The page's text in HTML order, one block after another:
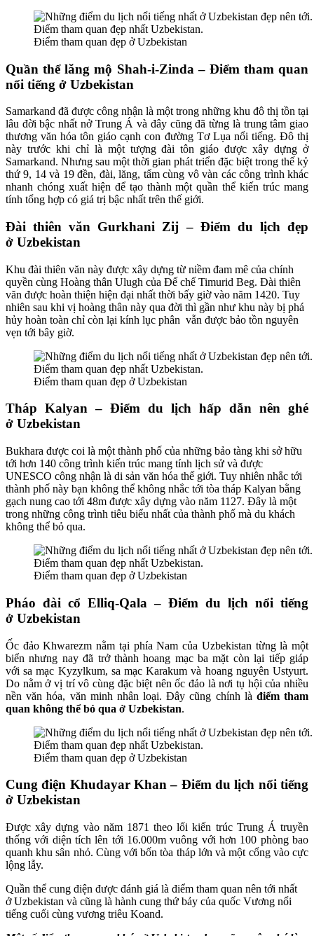
Điểm tham quan đẹp ở Uzbekistan
Quần thể lăng mộ Shah-i-Zinda – Điểm tham quan
nổi tiếng ở Uzbekistan
Samarkand đã được công nhận là một trong những khu đô thị tồn tại
lâu đời bậc nhất nở Trung Á và đây cũng đã từng là trung tâm giao
thương văn hóa tôn giáo cạnh con đường Tơ Lụa nổi tiếng. Đô thị
này trước khi chỉ là một tượng đài tôn giáo được xây dựng ở
Samarkand. Nhưng sau một thời gian phát triển đặc biệt trong thế kỷ
thứ 9, 14 và 19 đền, đài, lăng, tẩm cùng vô vàn các công trình khác
nhanh chóng xuất hiện để tạo thành một quần thể kiến trúc mang
tính tổng hợp có giá trị bậc nhất trên thế giới.
Đài thiên văn Gurkhani Zij – Điểm du lịch đẹp
ở Uzbekistan
Khu đài thiên văn này được xây dựng từ niềm đam mê của chính
quyền cùng Hoàng thân Ulugh của Đế chế Timurid Beg. Đài thiên
văn được hoàn thiện hiện đại nhất thời bấy giờ vào năm 1420. Tuy
nhiên sau khi vị hoàng thân này qua đời thì gần như khu này bị phá
hủy hoàn toàn chỉ còn lại kính lục phân vẫn được bảo tồn nguyên
vẹn tới bây giờ.
Điểm tham quan đẹp ở Uzbekistan
Tháp Kalyan – Điểm du lịch hấp dẫn nên ghé
ở Uzbekistan
Bukhara được coi là một thành phố của những bảo tàng khi sở hữu
tới hơn 140 công trình kiến trúc mang tính lịch sử và được
UNESCO công nhận là di sản văn hóa thế giới. Tuy nhiên nhắc tới
thành phố này bạn không thể không nhắc tới tòa tháp Kalyan bằng
gạch nung cao tới 48m được xây dựng vào năm 1127. Đây là một
trong những công trình tiêu biểu nhất của thành phố mà du khách
không thể bỏ qua.
Điểm tham quan đẹp ở Uzbekistan
Pháo đài cổ Elliq-Qala – Điểm du lịch nổi tiếng
ở Uzbekistan
Ốc đảo Khwarezm nằm tại phía Nam của Uzbekistan từng là một
biển nhưng nay đã trở thành hoang mạc ba mặt còn lại tiếp giáp
với sa mạc Kyzylkum, sa mạc Karakum và hoang nguyên Ustyurt.
Do nằm ở vị trí vô cùng đặc biệt nên ốc đảo là nơi tụ hội của nhiều
nền văn hóa, văn minh nhân loại. Đây cũng chính là điểm tham
quan không thể bỏ qua ở Uzbekistan.
Điểm tham quan đẹp ở Uzbekistan
Cung điện Khudayar Khan – Điểm du lịch nổi tiếng
ở Uzbekistan
Được xây dựng vào năm 1871 theo lối kiến trúc Trung Á truyền
thống với diện tích lên tới 16.000m vuông với hơn 100 phòng bao
quanh khu sân nhỏ. Cùng với bốn tòa tháp lớn và một cổng vào cực
lộng lẫy.
Quần thể cung điện được đánh giá là điểm tham quan nên tới nhất
ở Uzbekistan và cũng là hành cung thứ bảy của quốc Vương nổi
tiếng cuối cùng vương triêu Koand.